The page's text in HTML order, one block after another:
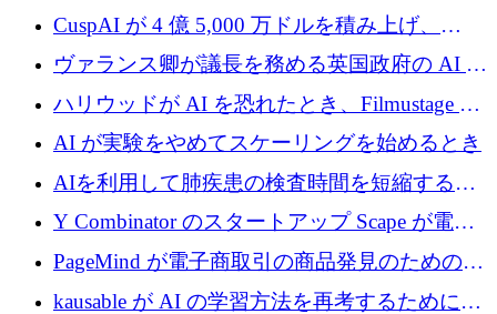
子力タービンが1500万ポンドの資金調達でス
テルスから浮上
CuspAI が 4 億 5,000 万ドルを積み上げ、
Resist.UA が 5,000 万ユーロの基金を立ち上
げ、DSIT が廃止される
ヴァランス卿が議長を務める英国政府の AI タ
スクフォースが発足
ハリウッドが AI を恐れたとき、Filmustage は
代わりにプリプロダクションに賭けました
AI が実験をやめてスケーリングを始めるとき
AIを利用して肺疾患の検査時間を短縮する英
国のヘルステック挑戦者が1900万ドルを獲得
Y Combinator のスタートアップ Scape が電子
メールを再考するために 320 万ドルを調達し
てステルスから浮上
PageMind が電子商取引の商品発見のための
AI を拡張するために 120 万ユーロを調達
kausable が AI の学習方法を再考するために